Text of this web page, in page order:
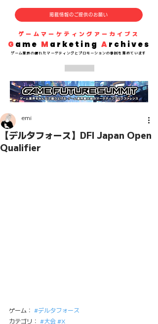
G ame M arketing Archives
​ゲーム業界の優れた マーケティングとプロモーションの事例を集めています
掲載情報のご提供のお願い
​ゲームマーケティングアーカイブス
【デルタフォース】DFI Japan Open
Qualifier
emi
ゲーム： #デルタフォース
カテゴリ： #大会#X